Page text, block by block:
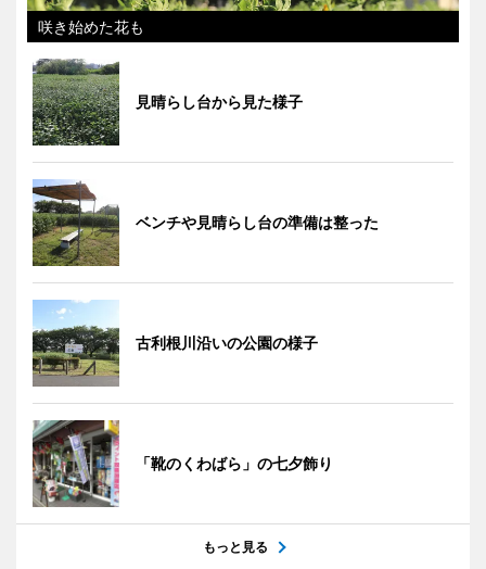
咲き始めた花も
見晴らし台から見た様子
ベンチや見晴らし台の準備は整った
古利根川沿いの公園の様子
「靴のくわばら」の七夕飾り
もっと見る